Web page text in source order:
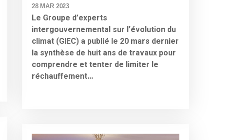
28 MAR 2023
Le Groupe d’experts
intergouvernemental sur l’évolution du
climat (GIEC) a publié le 20 mars dernier
la synthèse de huit ans de travaux pour
comprendre et tenter de limiter le
réchauffement...